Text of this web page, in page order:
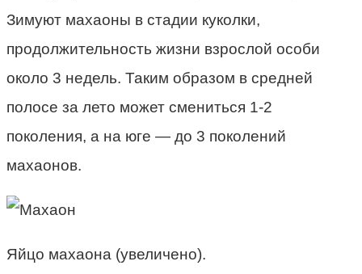
Зимуют махаоны в стадии куколки,
продолжительность жизни взрослой особи
около 3 недель. Таким образом в средней
полосе за лето может смениться 1-2
поколения, а на юге — до 3 поколений
махаонов.
Яйцо махаона (увеличено).